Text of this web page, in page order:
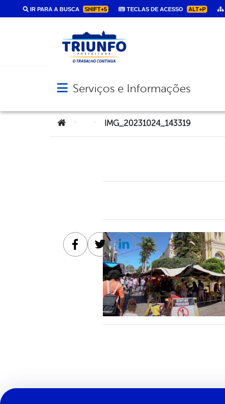
IR PARA A BUSCA SHIFT+5 TECLAS DE ACESSO ALT+P
Abrir menu principal de navegação
Serviços e Informações
Você está aqui:IMG_20231024_143319
Facebook
TwitterLinkedin